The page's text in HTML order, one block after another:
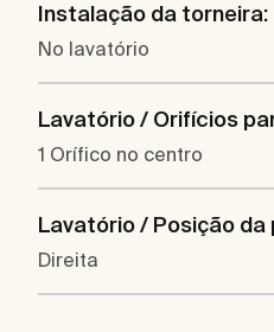
Instalação da torneira:
No lavatório
Lavatório / Orifícios
1 Orífico no centro
Lavatório / Posição da
Direita